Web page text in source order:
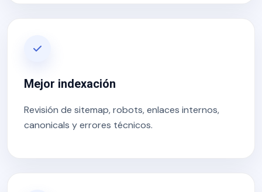
Mejor indexación
Revisión de sitemap, robots, enlaces internos,
canonicals y errores técnicos.